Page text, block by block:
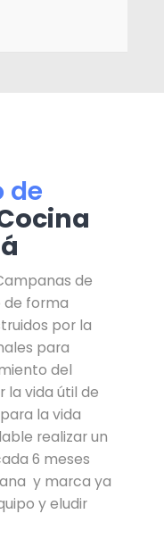
de
de
de forma
por la
para
del
vida útil de
la vida
realizar un
6 meses
y marca ya
y eludir